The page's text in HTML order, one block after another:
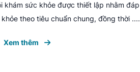
khám sức khỏe được thiết lập nhằm đáp
theo tiêu chuẩn chung, đồng thời ....
Xem thêm